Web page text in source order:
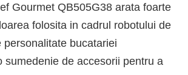
Gourmet QB505G38 arata foarte
folosita in cadrul robotului de
bucatariei
de accesorii pentru a